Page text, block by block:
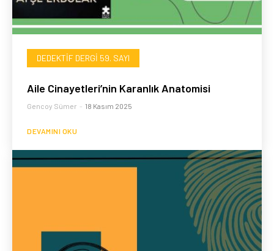
DEDEKTIF DERGI 59. SAYI
Aile Cinayetleri’nin Karanlık Anatomisi
Gencoy Sümer - 18 Kasım 2025
DEVAMINI OKU